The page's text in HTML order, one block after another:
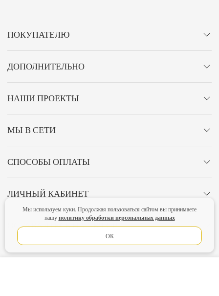
ПОКУПАТЕЛЮ
ДОПОЛНИТЕЛЬНО
НАШИ ПРОЕКТЫ
МЫ В СЕТИ
СПОСОБЫ ОПЛАТЫ
ЛИЧНЫЙ КАБИНЕТ
ОСТАВАЙТЕСЬ НА СВЯЗИ!
Мы используем куки. Продолжая пользоваться сайтом вы принимаете
нашуполитику обработки персональных данных
ОК